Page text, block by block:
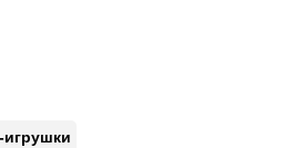
игрушки